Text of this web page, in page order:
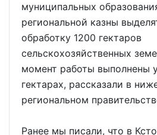
муниципальных
региональной казны
обработку 1200 гектаров
сельскохозяйственных
момент работы выполнены
гектарах, рассказали в
региональном
Ранее мы писали, что в